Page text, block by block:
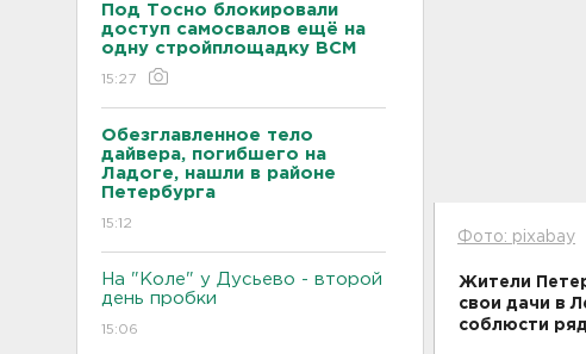
Под Тосно блокировали
доступ самосвалов ещё на
одну стройплощадку ВСМ
15:27
Обезглавленное тело
дайвера, погибшего на
Ладоге, нашли в районе
Петербурга
15:12
На "Коле" у Дусьево - второй
день пробки
15:06
Фото: pixabay
Жители
свои дачи в
соблюсти